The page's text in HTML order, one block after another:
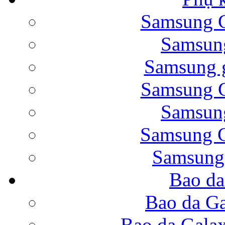
Bao da Samsung
Bao da Galaxy
Nắp lưng Samsung
Samsung
Samsung
Samsung
Bao
Bao da